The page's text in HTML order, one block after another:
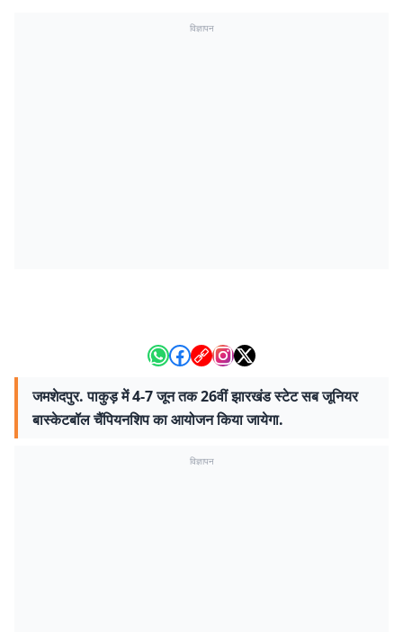
विज्ञापन
जमशेदपुर. पाकुड़ में 4-7 जून तक 26वीं झारखंड स्टेट सब जूनियर
बास्केटबॉल चैंपियनशिप का आयोजन किया जायेगा.
विज्ञापन